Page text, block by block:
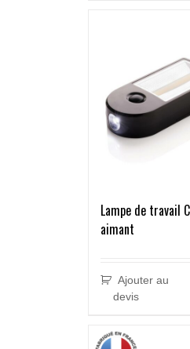
Lampe de travail
aimant
Ajouter au
devis